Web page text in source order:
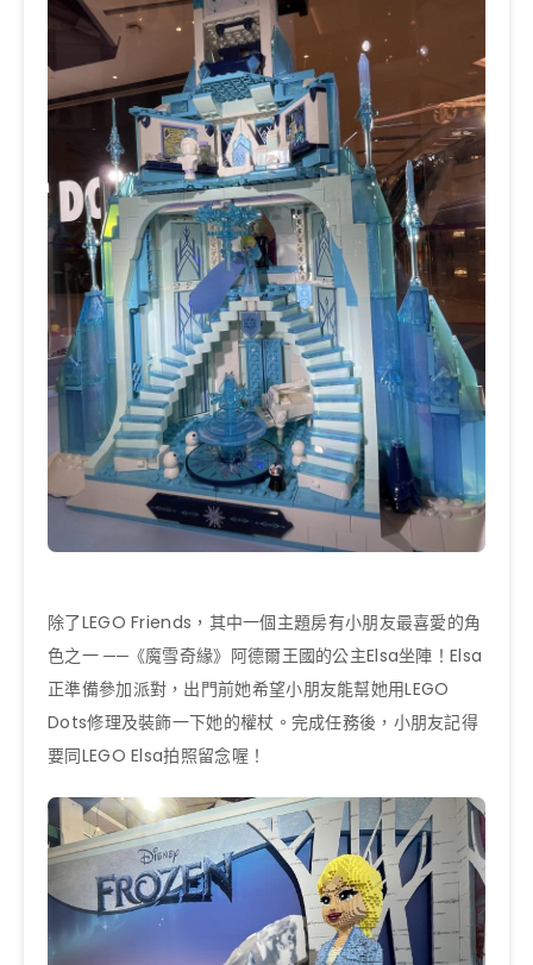
除了LEGO Friends，其中一個主題房有小朋友最喜愛的角
色之一 ──《魔雪奇緣》阿德爾王國的公主Elsa坐陣！Elsa
正準備參加派對，出門前她希望小朋友能幫她用LEGO
Dots修理及裝飾一下她的權杖。完成任務後，小朋友記得
要同LEGO Elsa拍照留念喔！